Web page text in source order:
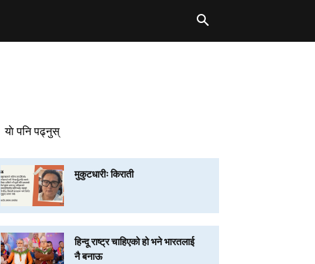
याे पनि पढ्नुस्
मुकुटधारीः किराती
हिन्दू राष्ट्र चाहिएको हो भने भारतलाई
नै बनाऊ